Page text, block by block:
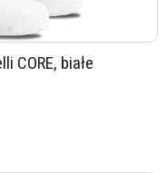
CORE, białe